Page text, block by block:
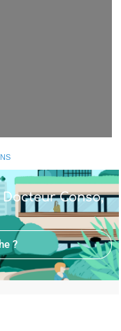
Conso,
?